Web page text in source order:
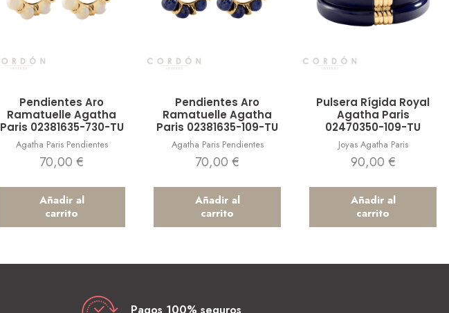
Pendientes Aro
Ramatuelle Agatha
Paris 02381635-730-TU
Agatha Paris Pendientes
70,00€
Añadir al
carrito
Pendientes Aro
Ramatuelle Agatha
Paris 02381635-109-TU
Agatha Paris Pendientes
70,00€
Añadir al
carrito
Pulsera Rígida Royal
Agatha Paris
02470350-109-TU
Joyas Agatha Paris
90,00 €
Añadir al
carrito